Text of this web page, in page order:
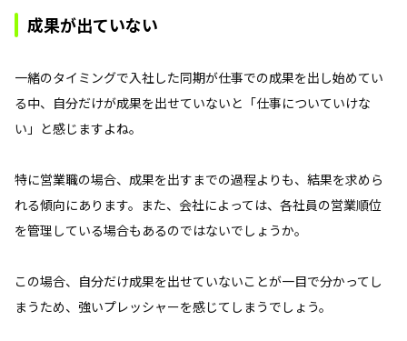
成果が出ていない
一緒のタイミングで入社した同期が仕事での成果を出し始めてい
る中、自分だけが成果を出せていないと「仕事についていけな
い」と感じますよね。
特に営業職の場合、成果を出すまでの過程よりも、結果を求めら
れる傾向にあります。また、会社によっては、各社員の営業順位
を管理している場合もあるのではないでしょうか。
この場合、自分だけ成果を出せていないことが一目で分かってし
まうため、強いプレッシャーを感じてしまうでしょう。